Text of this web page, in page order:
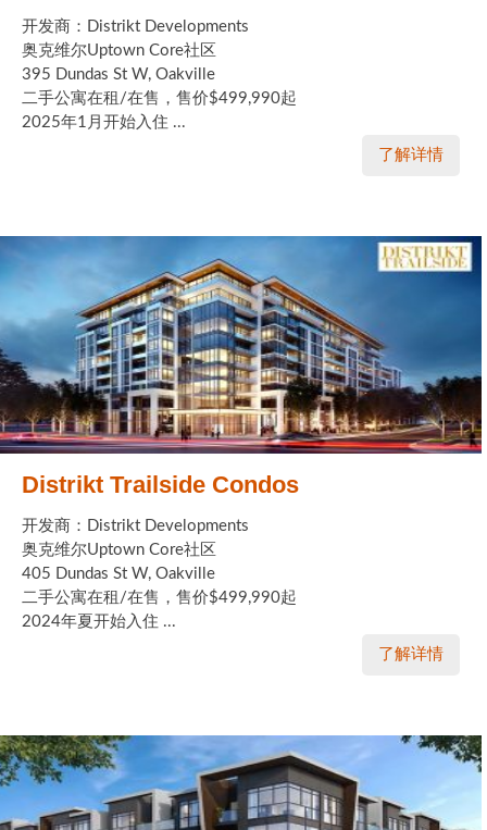
开发商：Distrikt Developments
奥克维尔Uptown Core社区
395 Dundas St W, Oakville
二手公寓在租/在售，售价$499,990起
2025年1月开始入住 ...
了解详情
Distrikt Trailside Condos
开发商：Distrikt Developments
奥克维尔Uptown Core社区
405 Dundas St W, Oakville
二手公寓在租/在售，售价$499,990起
2024年夏开始入住 ...
了解详情